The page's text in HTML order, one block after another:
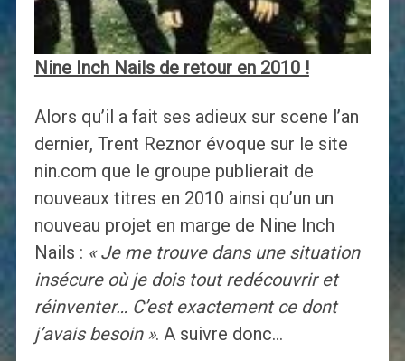
Nine Inch Nails de retour en 2010 !
Alors qu’il a fait ses adieux sur scene l’an
dernier, Trent Reznor évoque sur le site
nin.com que le groupe publierait de
nouveaux titres en 2010 ainsi qu’un un
nouveau projet en marge de Nine Inch
Nails : « Je me trouve dans une situation
insécure où je dois tout redécouvrir et
réinventer… C’est exactement ce dont
j’avais besoin ». A suivre donc…